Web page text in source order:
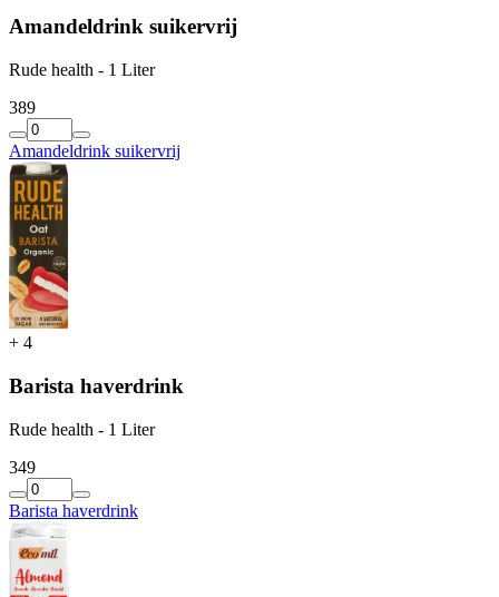
Amandeldrink suikervrij
Rude health - 1 Liter
389
Amandeldrink suikervrij
+ 4
Barista haverdrink
Rude health - 1 Liter
349
Barista haverdrink